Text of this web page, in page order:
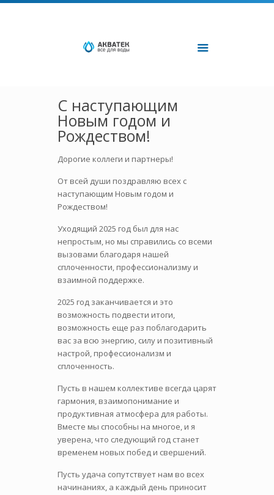
С наступающим
Новым годом и
Рождеством!
Дорогие коллеги и партнеры!
От всей души поздравляю всех с
наступающим Новым годом и
Рождеством!
Уходящий 2025 год был для нас
непростым, но мы справились со всеми
вызовами благодаря нашей
сплоченности, профессионализму и
взаимной поддержке.
2025 год заканчивается и это
возможность подвести итоги,
возможность еще раз поблагодарить
вас за всю энергию, силу и позитивный
настрой, профессионализм и
сплоченность.
Пусть в нашем коллективе всегда царят
гармония, взаимопонимание и
продуктивная атмосфера для работы.
Вместе мы способны на многое, и я
уверена, что следующий год станет
временем новых побед и свершений.
Пусть удача сопутствует нам во всех
начинаниях, а каждый день приносит